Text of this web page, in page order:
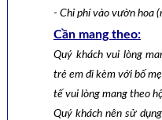
- Chi phí vào vườn hoa
Cần mang theo:
Quý khách vui lòng
trẻ em đi kèm với bố
tế vui lòng mang theo
Quý khách nên sử